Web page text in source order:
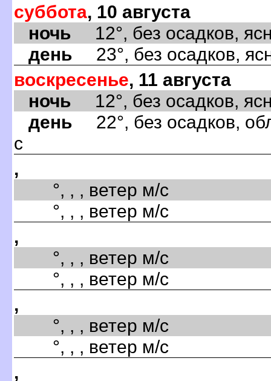
суббота, 10 августа
ночь 12°, без осадков,
день 23°, без осадков,
воскресенье, 11 августа
ночь 12°, без осадков,
день 22°, без осадков,
с
,
°, , , ветер м/с
°, , , ветер м/с
,
°, , , ветер м/с
°, , , ветер м/с
,
°, , , ветер м/с
°, , , ветер м/с
,